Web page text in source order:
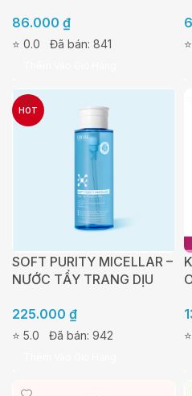
TUÝP 30G
86.000 ₫
⭐ 0.0 Đã bán: 841
HOT
SOFT PURITY MICELLAR –
NƯỚC TẨY TRANG DỊU
BẨN, DẦU THỪA, MAKE
UP MÀ VẪN GIỮ LẠI ĐỘ
225.000 ₫
⭐ 5.0 Đã bán: 942